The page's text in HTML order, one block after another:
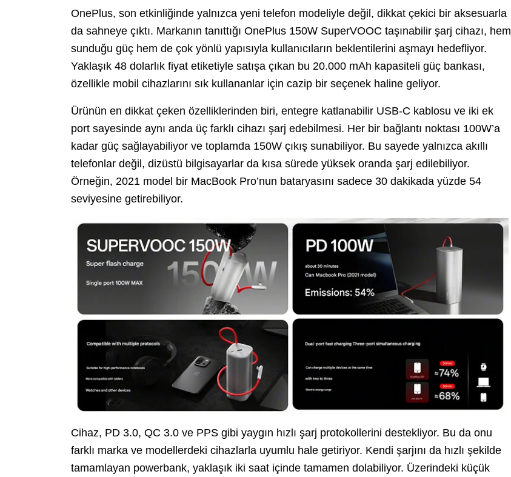
OnePlus, son etkinliğinde yalnızca yeni telefon modeliyle değil, dikkat çekici bir aksesuarla
da sahneye çıktı. Markanın tanıttığı OnePlus 150W SuperVOOC taşınabilir şarj cihazı, hem
sunduğu güç hem de çok yönlü yapısıyla kullanıcıların beklentilerini aşmayı hedefliyor.
Yaklaşık 48 dolarlık fiyat etiketiyle satışa çıkan bu 20.000 mAh kapasiteli güç bankası,
özellikle mobil cihazlarını sık kullananlar için cazip bir seçenek haline geliyor.
Ürünün en dikkat çeken özelliklerinden biri, entegre katlanabilir USB-C kablosu ve iki ek
port sayesinde aynı anda üç farklı cihazı şarj edebilmesi. Her bir bağlantı noktası 100W’a
kadar güç sağlayabiliyor ve toplamda 150W çıkış sunabiliyor. Bu sayede yalnızca akıllı
telefonlar değil, dizüstü bilgisayarlar da kısa sürede yüksek oranda şarj edilebiliyor.
Örneğin, 2021 model bir MacBook Pro’nun bataryasını sadece 30 dakikada yüzde 54
seviyesine getirebiliyor.
Cihaz, PD 3.0, QC 3.0 ve PPS gibi yaygın hızlı şarj protokollerini destekliyor. Bu da onu
farklı marka ve modellerdeki cihazlarla uyumlu hale getiriyor. Kendi şarjını da hızlı şekilde
tamamlayan powerbank, yaklaşık iki saat içinde tamamen dolabiliyor. Üzerindeki küçük